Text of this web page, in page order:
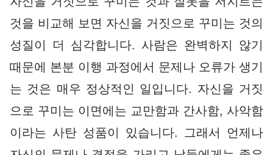
것을 비교해 보면 자신을 거짓으로 꾸미는 것의
성질이 더 심각합니다. 사람은 완벽하지 않기
때문에 본분 이행 과정에서 문제나 오류가 생기
는 것은 매우 정상적인 일입니다. 자신을 거짓
으로 꾸미는 이면에는 교만함과 간사함, 사악함
이라는 사탄 성품이 있습니다. 그래서 언제나